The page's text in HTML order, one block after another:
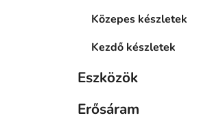
Közepes készletek
Kezdő készletek
Eszközök
Erősáram